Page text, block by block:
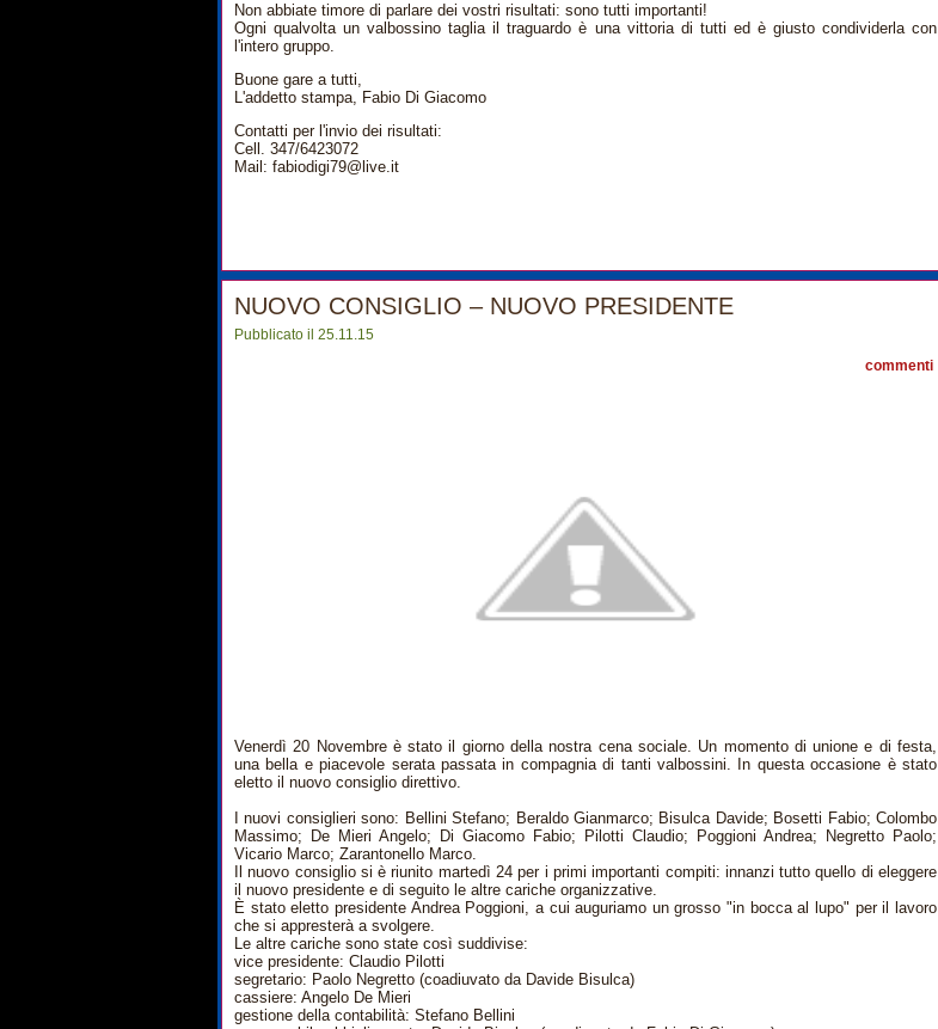
Non abbiate timore di parlare dei vostri risultati: sono tutti importanti!
Ogni qualvolta un valbossino taglia il traguardo è una vittoria di tutti ed è giusto condividerla con
l'intero gruppo.
Buone gare a tutti,
L'addetto stampa, Fabio Di Giacomo
Contatti per l'invio dei risultati:
Cell. 347/6423072
Mail: fabiodigi79@live.it
NUOVO CONSIGLIO – NUOVO PRESIDENTE
Pubblicato il 25.11.15
commenti
Venerdì 20 Novembre è stato il giorno della nostra cena sociale. Un momento di unione e di festa,
una bella e piacevole serata passata in compagnia di tanti valbossini. In questa occasione è stato
eletto il nuovo consiglio direttivo.
I nuovi consiglieri sono: Bellini Stefano; Beraldo Gianmarco; Bisulca Davide; Bosetti Fabio; Colombo
Massimo; De Mieri Angelo; Di Giacomo Fabio; Pilotti Claudio; Poggioni Andrea; Negretto Paolo;
Vicario Marco; Zarantonello Marco.
Il nuovo consiglio si è riunito martedì 24 per i primi importanti compiti: innanzi tutto quello di eleggere
il nuovo presidente e di seguito le altre cariche organizzative.
È stato eletto presidente Andrea Poggioni, a cui auguriamo un grosso "in bocca al lupo" per il lavoro
che si appresterà a svolgere.
Le altre cariche sono state così suddivise:
­vice presidente: Claudio Pilotti
segretario: Paolo Negretto (coadiuvato da Davide Bisulca)
cassiere: Angelo De Mieri
gestione della contabilità: Stefano Bellini